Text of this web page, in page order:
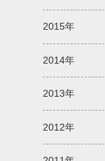
2015年
2014年
2013年
2012年